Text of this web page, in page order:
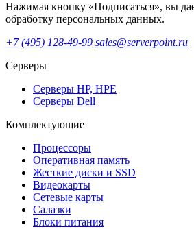
Нажимая кнопку «Подписаться», вы
обработку персональных данных.
+7 (495) 128-49-99 sales@serverpoint.ru
Серверы
Серверы HP, HPE
Серверы Dell
Комплектующие
Процессоры
Оперативная память
Жесткие диски и SSD
Видеокарты
Сетевые карты
Салазки
Блоки питания